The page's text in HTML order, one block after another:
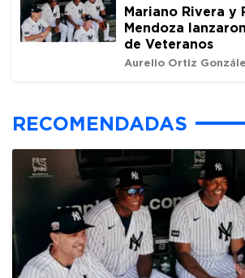
Mariano Rivera y
Mendoza
de Veteranos
Aurelio Ortiz
RECOMENDADAS